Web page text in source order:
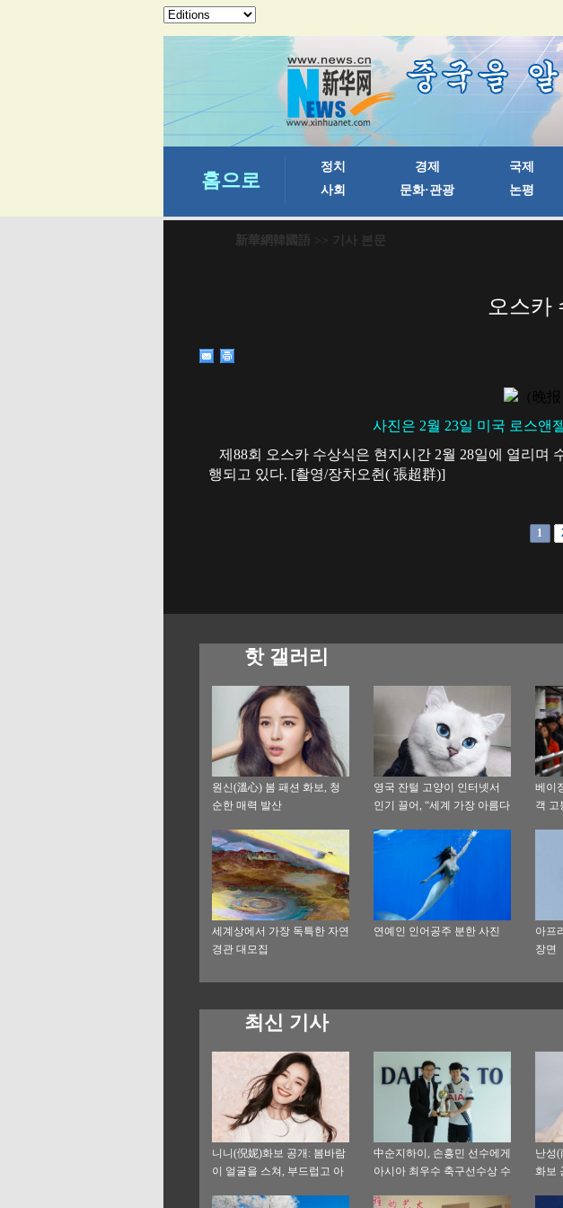
新華網韓國語 >> 기사 본문
오스카
사진은 2월 23일 미국 로스앤
제88회 오스카 수상식은 현지시간 2월 28일에 열리며
행되고 있다. [촬영/장차오췬( 張超群)]
1
핫 갤러리
원신(溫心) 봄 패션 화보, 청
순한 매력 발산
영국 잔털 고양이 인터넷서
인기 끌어, “세계 가장 아름다
베이
객 고
세계상에서 가장 독특한 자연
경관 대모집
연예인 인어공주 분한 사진
아프
장면
최신 기사
니니(倪妮)화보 공개: 봄바람
이 얼굴을 스쳐, 부드럽고 아
中순지하이, 손흥민 선수에게
아시아 최우수 축구선수상 수
난성(
화보